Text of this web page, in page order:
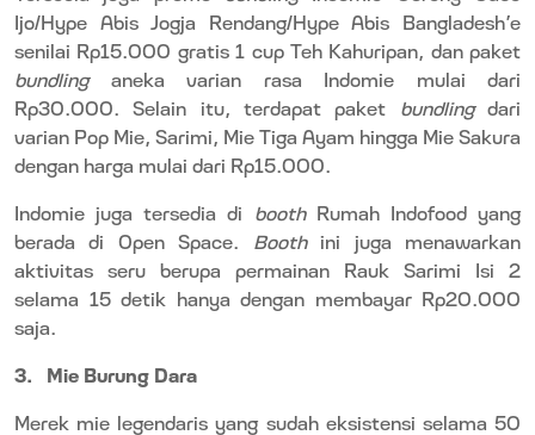
Ijo/Hype Abis Jogja Rendang/Hype Abis Bangladesh’e
senilai Rp15.000 gratis 1 cup Teh Kahuripan, dan paket
bundlinganeka varian rasa Indomie mulai dari
Rp30.000. Selain itu, terdapat paket bundlingdari
varian Pop Mie, Sarimi, Mie Tiga Ayam hingga Mie Sakura
dengan harga mulai dari Rp15.000.
Indomie juga tersedia di boothRumah Indofood yang
berada di Open Space.
Boothini juga menawarkan
aktivitas seru berupa permainan Rauk Sarimi Isi 2
selama 15 detik hanya dengan membayar Rp20.000
saja.
3.
Mie Burung Dara
Merek mie legendaris yang sudah eksistensi selama 50